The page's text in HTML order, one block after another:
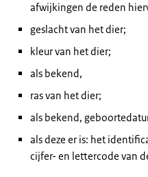
afwijkingen de reden
geslacht van het dier;
kleur van het dier;
als bekend,
ras van het dier;
als bekend,
als deze er is: het
cijfer- en lettercode van